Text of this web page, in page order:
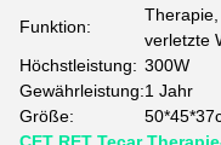
Funktion:
verletzte
Höchstleistung: 300W
Gewährleistung:1 Jahr
Größe: